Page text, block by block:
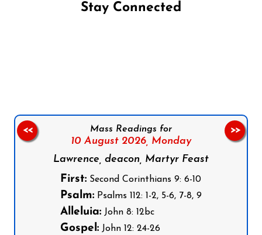
Stay Connected
Mass Readings for
10 August 2026, Monday
Lawrence, deacon, Martyr Feast
First: Second Corinthians 9: 6-10
Psalm: Psalms 112: 1-2, 5-6, 7-8, 9
Alleluia: John 8: 12bc
Gospel: John 12: 24-26
<< >>